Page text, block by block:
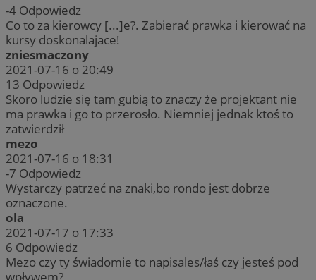
-4 Odpowiedz
Co to za kierowcy [...]e?. Zabierać prawka i kierować na
kursy doskonalajace!
zniesmaczony
2021-07-16 o 20:49
13 Odpowiedz
Skoro ludzie się tam gubią to znaczy że projektant nie
ma prawka i go to przerosło. Niemniej jednak ktoś to
zatwierdził
mezo
2021-07-16 o 18:31
-7 Odpowiedz
Wystarczy patrzeć na znaki,bo rondo jest dobrze
oznaczone.
ola
2021-07-17 o 17:33
6 Odpowiedz
Mezo czy ty świadomie to napisales/łaś czy jesteś pod